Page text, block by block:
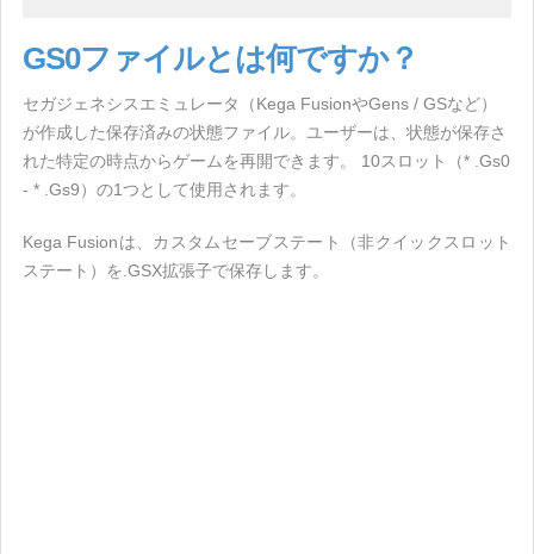
GS0ファイルとは何ですか？
セガジェネシスエミュレータ（Kega FusionやGens / GSなど）
が作成した保存済みの状態ファイル。ユーザーは、状態が保存さ
れた特定の時点からゲームを再開できます。 10スロット（* .Gs0
- * .Gs9）の1つとして使用されます。
Kega Fusionは、カスタムセーブステート（非クイックスロット
ステート）を.GSX拡張子で保存します。